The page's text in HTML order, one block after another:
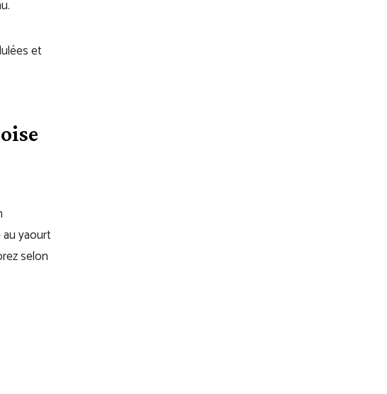
et
yaourt
selon